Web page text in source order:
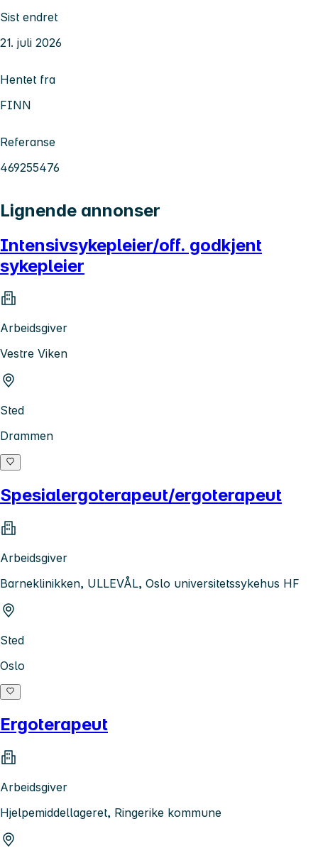
Sist endret
21. juli 2026
Hentet fra
FINN
Referanse
469255476
Lignende annonser
Intensivsykepleier/off. godkjent
sykepleier
Arbeidsgiver
Vestre Viken
Sted
Drammen
Spesialergoterapeut/ergoterapeut
Arbeidsgiver
Barneklinikken, ULLEVÅL, Oslo universitetssykehus HF
Sted
Oslo
Ergoterapeut
Arbeidsgiver
Hjelpemiddellageret, Ringerike kommune